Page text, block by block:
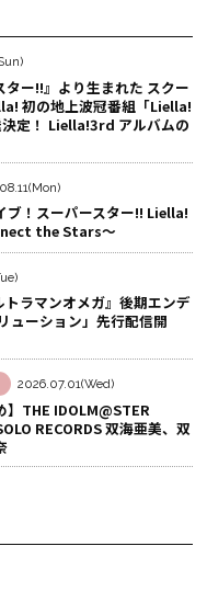
ェ
ア
る
ター!!』より生まれた スクー
初の地上波冠番組「Liella!
定！ Liella!3rd アルバムの
ブ！スーパースター!! Liella!
the Stars～
ラマンオメガ』後期エンデ
ューション」先行配信開
2026.07.01(Wed)
】THE IDOLM@STER
RECORDS 双海亜美、双